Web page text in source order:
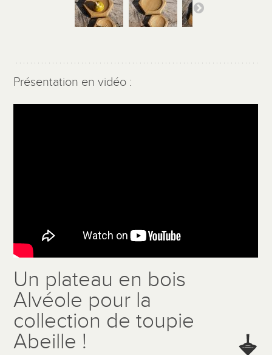
Présentation en vidéo :
Un plateau en bois
Alvéole pour la
collection de toupie
Abeille !